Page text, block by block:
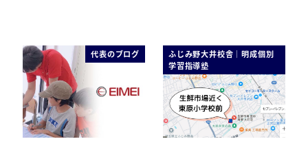
代表のブログ
ふじみ野大井校舎｜明成個別
学習指導塾